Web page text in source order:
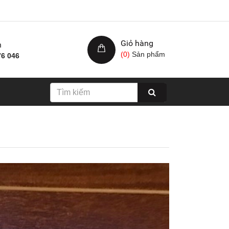
046
Giỏ hàng
(0) Sản phẩm